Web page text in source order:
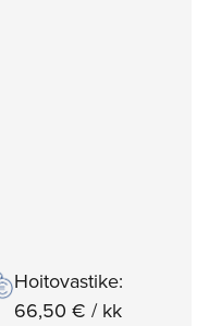
Hoitovastike:
66,50 € / kk